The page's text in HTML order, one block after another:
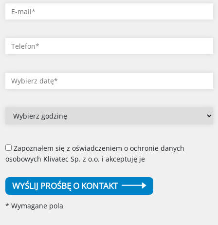
Zapoznałem się z oświadczeniem o ochronie danych
osobowych Klivatec Sp. z o.o. i akceptuję je
WYŚLIJ PROŚBĘ O KONTAKT
* Wymagane pola